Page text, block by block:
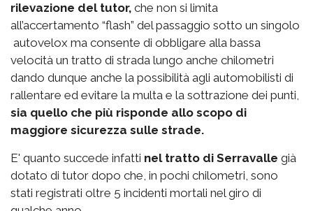
rilevazione del tutor, che non si limita
all’accertamento “flash” del passaggio sotto un singolo
autovelox ma consente di obbligare alla bassa
velocità un tratto di strada lungo anche chilometri
dando dunque anche la possibilità agli automobilisti di
rallentare ed evitare la multa e la sottrazione dei punti,
sia quello che più risponde allo scopo di
maggiore sicurezza sulle strade.
E' quanto succede infatti nel tratto di Serravalle già
dotato di tutor dopo che, in pochi chilometri, sono
stati registrati oltre 5 incidenti mortali nel giro di